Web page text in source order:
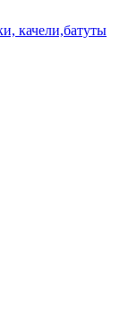
качели,батуты